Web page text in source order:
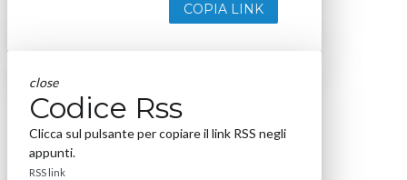
COPIA LINK
close
Codice Rss
Clicca sul pulsante per copiare il link RSS negli
appunti.
RSS link